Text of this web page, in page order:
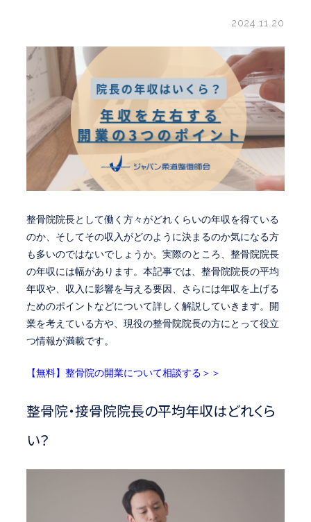
2024.11.20
整骨院院長として働く方々がどれくらいの年収を得ている
のか、そしてその収入がどのように決まるのか気になる方
も多いのではないでしょうか。実際のところ、整骨院院長
の年収には幅があります。本記事では、整骨院院長の平均
年収や、収入に影響を与える要因、さらには年収を上げる
ためのポイントなどについて詳しく解説していきます。開
業を考えている方や、現役の整骨院院長の方にとって役立
つ情報が満載です。
【無料】整骨院の開業について相談する＞＞
整骨院・接骨院院長の平均年収はどれくら
い？